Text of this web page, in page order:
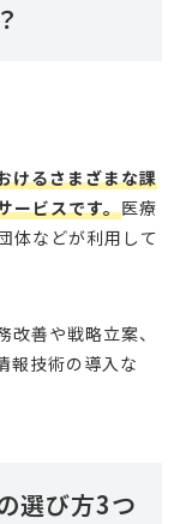
けるさまざまな課
ービスです。医療
体などが利用して
善や戦略立案、
報技術の導入な
選び方3つ